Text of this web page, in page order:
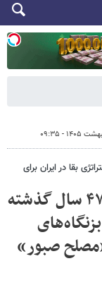
استراتژی بقا در ایران برای
روش های نجات و گذار ایران در ۴۷ سال گذشته
صبور»